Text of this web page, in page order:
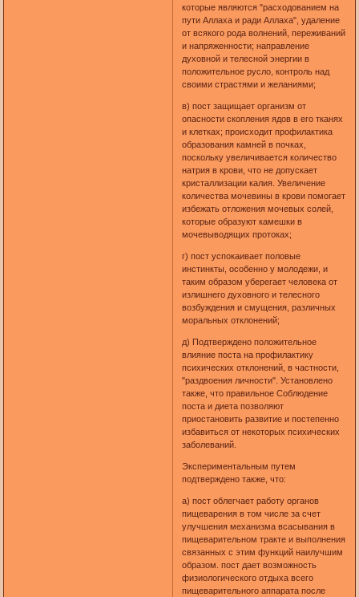
которые являются "расходованием на
пути Аллаха и ради Аллаха", удаление
от всякого рода волнений, переживаний
и напряженности; направление
духовной и телесной энергии в
положительное русло, контроль над
своими страстями и желаниями;
в) пост защищает организм от
опасности скопления ядов в его тканях
и клетках; происходит профилактика
образования камней в почках,
поскольку увеличивается количество
натрия в крови, что не допускает
кристаллизации калия. Увеличение
количества мочевины в крови помогает
избежать отложения мочевых солей,
которые образуют камешки в
мочевыводящих протоках;
г) пост успокаивает половые
инстинкты, особенно у молодежи, и
таким образом уберегает человека от
излишнего духовного и телесного
возбуждения и смущения, различных
моральных отклонений;
д) Подтверждено положительное
влияние поста на профилактику
психических отклонений, в частности,
"раздвоения личности". Установлено
также, что правильное Соблюдение
поста и диета позволяют
приостановить развитие и постепенно
избавиться от некоторых психических
заболеваний.
Экспериментальным путем
подтверждено также, что:
а) пост облегчает работу органов
пищеварения в том числе за счет
улучшения механизма всасывания в
пищеварительном тракте и выполнения
связанных с этим функций наилучшим
образом. пост дает возможность
физиологического отдыха всего
пищеварительного аппарата после